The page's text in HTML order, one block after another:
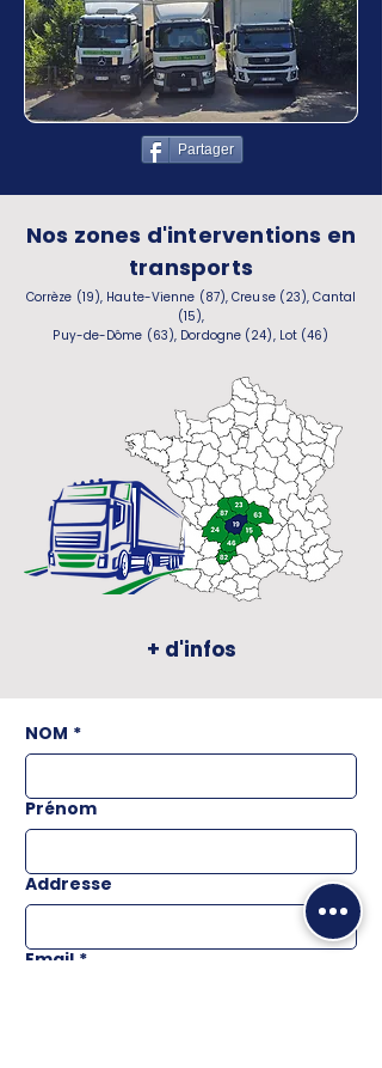
Partager
Nos zones d'interventions en
transports
Corrèze (19), Haute-Vienne (87), Creuse (23), Cantal
(15),
Puy-de-Dôme (63), Dordogne (24), Lot (46)
+ d'infos
NOM *
Prénom
Addresse
Email *